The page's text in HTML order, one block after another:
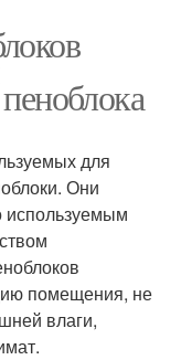
для
Они
используемым
помещения, не
влаги,